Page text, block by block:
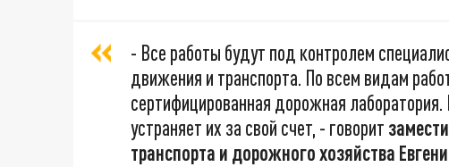
- Все работы будут под контролем
движения и транспорта. По всем видам
сертифицированная дорожная
устраняет их за свой счет, - говорит
транспорта и дорожного хозяйства